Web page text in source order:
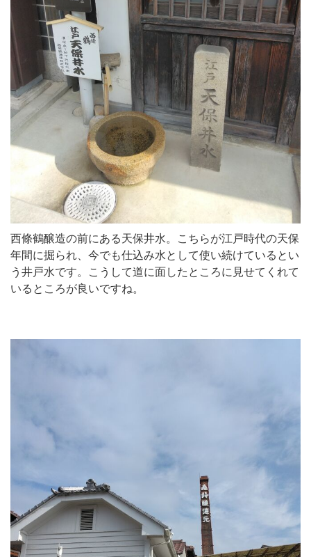
西條鶴醸造の前にある天保井水。こちらが江戸時代の天保
年間に掘られ、今でも仕込み水として使い続けているとい
う井戸水です。こうして道に面したところに見せてくれて
いるところが良いですね。